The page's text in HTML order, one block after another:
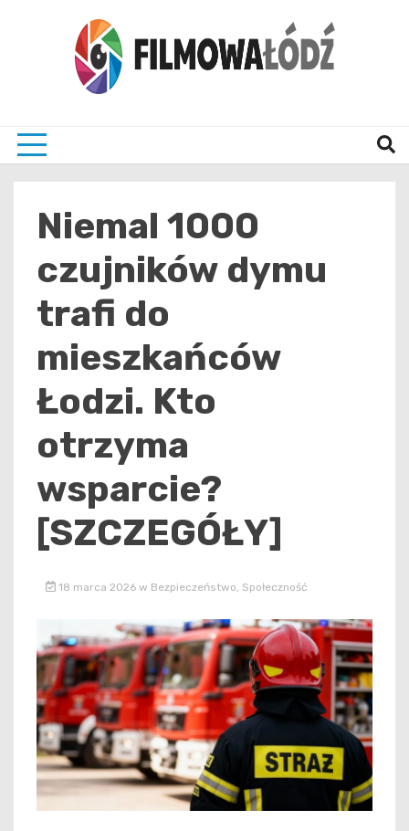
Niemal 1000
czujników dymu
trafi do
mieszkańców
Łodzi. Kto
otrzyma
wsparcie?
[SZCZEGÓŁY]
18 marca 2026 w Bezpieczeństwo Społeczność